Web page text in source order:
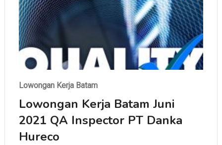
Lowongan Kerja Batam
Lowongan Kerja Batam Juni
2021 QA Inspector PT Danka
Hureco